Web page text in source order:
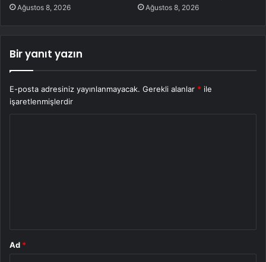
Ağustos 8, 2026 Ağustos 8, 2026
Bir yanıt yazın
E-posta adresiniz yayınlanmayacak. Gerekli alanlar * ile
işaretlenmişlerdir
Ad *